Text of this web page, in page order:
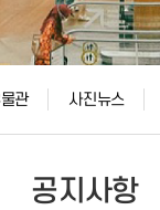
관 사진뉴스
공지사항